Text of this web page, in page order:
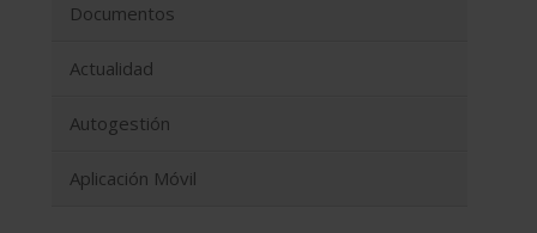
Documentos
Actualidad
Autogestión
Aplicación Móvil